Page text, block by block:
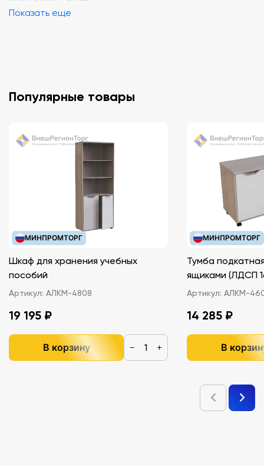
Показать еще
Популярные товары
МИНПРОМТОРГ
Шкаф для хранения учебных
пособий
Артикул: АЛКМ-4808
19 195 ₽
В корзину − +
МИНПРОМТОРГ
Тумба
ящиками
Артикул: АЛКМ-
14 285 ₽
В